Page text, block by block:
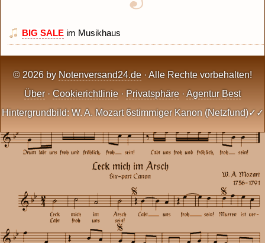
BIG SALE im Musikhaus
© 2026 by Notenversand24.de · Alle Rechte vorbehalten!
Über · Cookierichtlinie · Privatsphäre · Agentur Best
Hintergrundbild: W. A. Mozart 6stimmiger Kanon (Netzfund)✓✓